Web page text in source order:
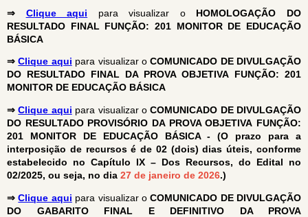
⇒ Clique aqui para visualizar o HOMOLOGAÇÃO DO
RESULTADO FINAL FUNÇÃO: 201 MONITOR DE EDUCAÇÃO
BÁSICA
⇒Clique aqui para visualizar oCOMUNICADO DE DIVULGAÇÃO
DO RESULTADO FINAL DA PROVA OBJETIVA FUNÇÃO: 201
MONITOR DE EDUCAÇÃO BÁSICA
⇒Clique aqui para visualizar oCOMUNICADO DE DIVULGAÇÃO
DO RESULTADO PROVISÓRIO DA PROVA OBJETIVA FUNÇÃO:
201 MONITOR DE EDUCAÇÃO BÁSICA - (O prazo para a
interposição de recursos é de 02 (dois) dias úteis, conforme
estabelecido no Capítulo IX – Dos Recursos, do Edital no
02/2025, ou seja, no dia 27 de janeiro de 2026.)
⇒Clique aqui para visualizar oCOMUNICADO DE DIVULGAÇÃO
DO GABARITO FINAL E DEFINITIVO DA PROVA